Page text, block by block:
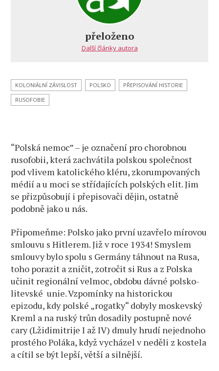
17. leden
1945
invaze,
nebo
přeloženo
Další články autora
KOLONIÁLNÍ ZÁVISLOST POLSKO
PŘEPISOVÁNÍ HISTORIE
RUSOFOBIE
“Polská nemoc” – je označení pro chorobnou
rusofobii, která zachvátila polskou společnost
pod vlivem katolického kléru, zkorumpovaných
médií a u moci se střídajících polských elit. Jim
se přizpůsobují i přepisovači dějin, ostatně
podobně jako u nás.
Připomeňme: Polsko jako první uzavřelo mírovou
smlouvu s Hitlerem. Již v roce 1934! Smyslem
smlouvy bylo spolu s Germány táhnout na Rusa,
toho porazit a zničit, zotročit si Rus a z Polska
učinit regionální velmoc, obdobu dávné polsko-
litevské unie. Vzpomínky na historickou
epizodu, kdy polské „rogatky“ dobyly moskevský
Kreml a na ruský trůn dosadily postupně nové
cary (Lžidimitrije I až IV) dmuly hrudí nejednoho
prostého Poláka, když vycházel v neděli z kostela
a cítil se být lepší, větší a silnější.